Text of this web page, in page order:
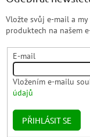
Vložte svůj e-mail a
produktech na našem
E-mail
Vložením e-mailu
údajů
PŘIHLÁSIT SE